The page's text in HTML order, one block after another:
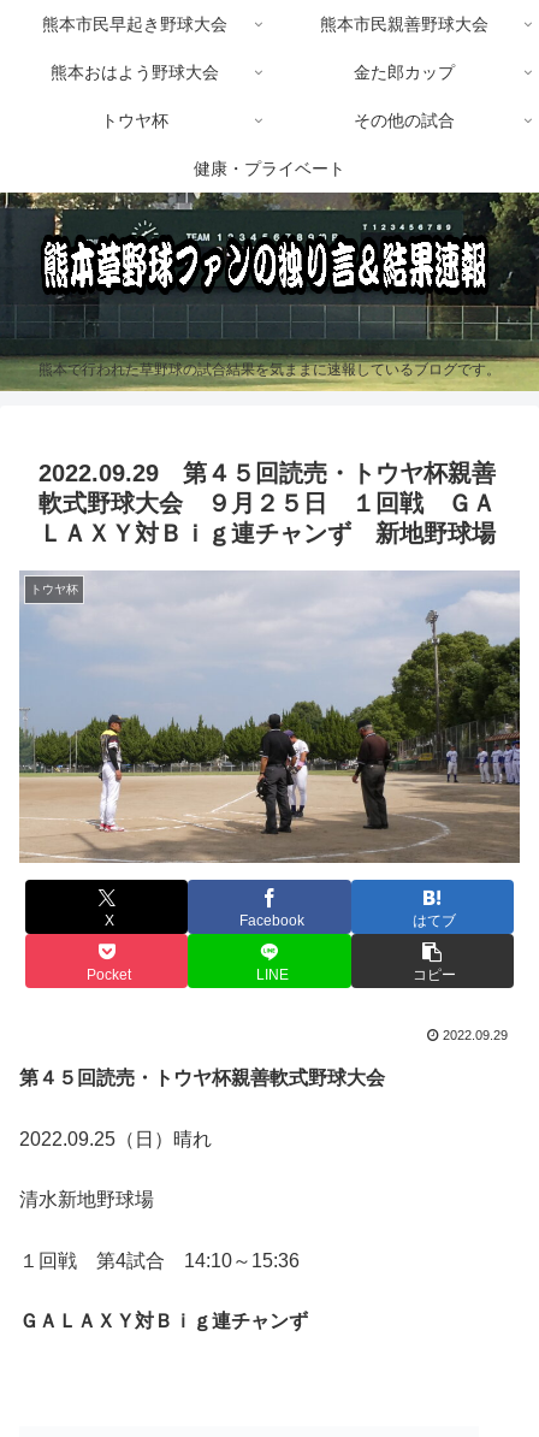
熊本で行われた草野球の試合結果を気ままに速報しているブログです。
熊本市民早起き野球大会 熊本市民親善野球大会
熊本おはよう野球大会 金た郎カップ
トウヤ杯 その他の試合
健康・プライベート
2022.09.29 第４５回読売・トウヤ杯親善
軟式野球大会 ９月２５日 １回戦 ＧＡ
ＬＡＸＹ対Ｂｉｇ連チャンず 新地野球場
トウヤ杯
X Facebook はてブ
Pocket LINE コピー
2022.09.29
第４５回読売・トウヤ杯親善軟式野球大会
2022.09.25（日）晴れ
清水新地野球場
１回戦 第4試合 14:10～15:36
ＧＡＬＡＸＹ対Ｂｉｇ連チャンず